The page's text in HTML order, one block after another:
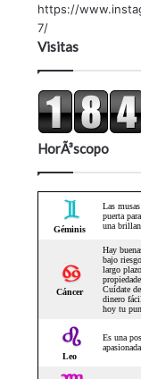
https://
7/
Visitas
HorÃ³scopo